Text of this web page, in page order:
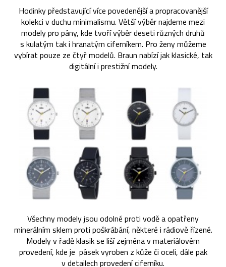
Hodinky představující více povedenější a propracovanější
kolekci v duchu minimalismu. Větší výběr najdeme mezi
modely pro pány, kde tvoří výběr deseti různých druhů
s kulatým tak i hranatým ciferníkem. Pro ženy můžeme
vybírat pouze ze čtyř modelů. Braun nabízí jak klasické, tak
digitální i prestižní modely.
Všechny modely jsou odolné proti vodě a opatřeny
minerálním sklem proti poškrábání, některé i rádiově řízené.
Modely v řadě klasik se liší zejména v materiálovém
provedení, kde je pásek vyroben z kůže či oceli, dále pak
v detailech provedení ciferníku.